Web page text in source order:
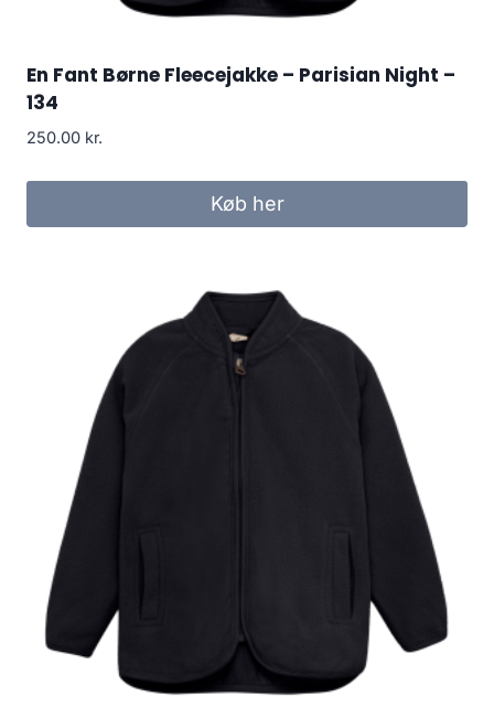
En Fant Børne Fleecejakke – Parisian Night –
134
250.00 kr.
Køb her